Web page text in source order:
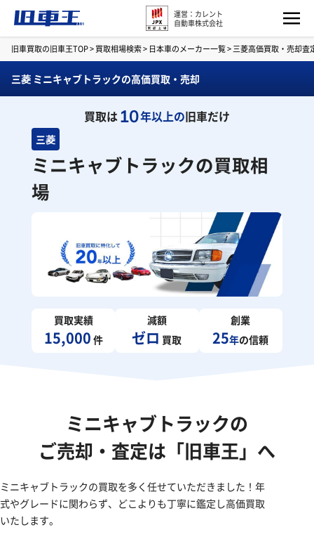
運営：カレント
自動車株式会社
旧車買取の旧車王TOP>買取相場検索> 日本車のメーカー一覧>三菱高価買取・売却査
三菱 ミニキャブトラックの高価買取・売却
買取は10年以上の旧車だけ
三菱
ミニキャブトラックの買取相
場
買取実績
15,000 件
減額
ゼロ 買取
創業
25年の信頼
ミニキャブトラックの
ご売却・査定は「旧車王」へ
ミニキャブトラックの買取を多く任せていただきました！年
式やグレードに関わらず、どこよりも丁寧に鑑定し高価買取
いたします。